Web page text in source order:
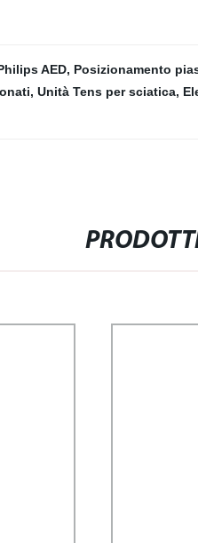
AED, Posizionamento
, Unità Tens per sciatica,